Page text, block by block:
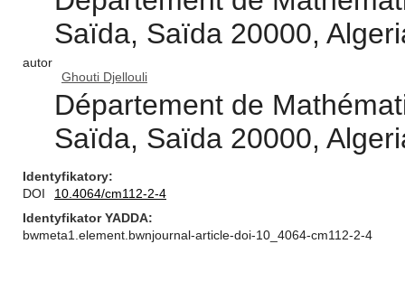
Saïda, Saïda 20000,
autor
Ghouti Djellouli
Département de
Saïda, Saïda 20000,
Identyfikatory
DOI
10.4064/cm112-2-4
Identyfikator YADDA
bwmeta1.element.bwnjournal-article-doi-10_4064-cm112-2-4